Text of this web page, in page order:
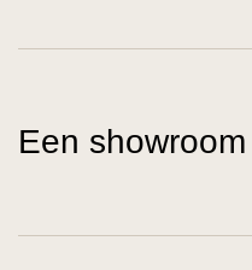
Een